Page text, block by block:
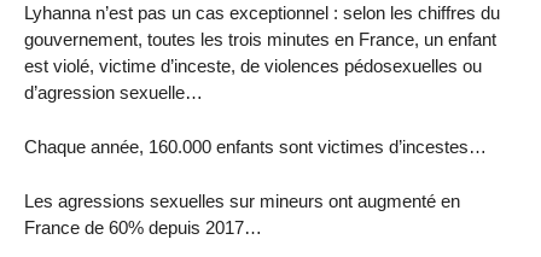
Lyhanna n’est pas un cas exceptionnel : selon les chiffres du
gouvernement, toutes les trois minutes en France, un enfant
est violé, victime d’inceste, de violences pédosexuelles ou
d’agression sexuelle…
Chaque année, 160.000 enfants sont victimes d’incestes…
Les agressions sexuelles sur mineurs ont augmenté en
France de 60% depuis 2017…